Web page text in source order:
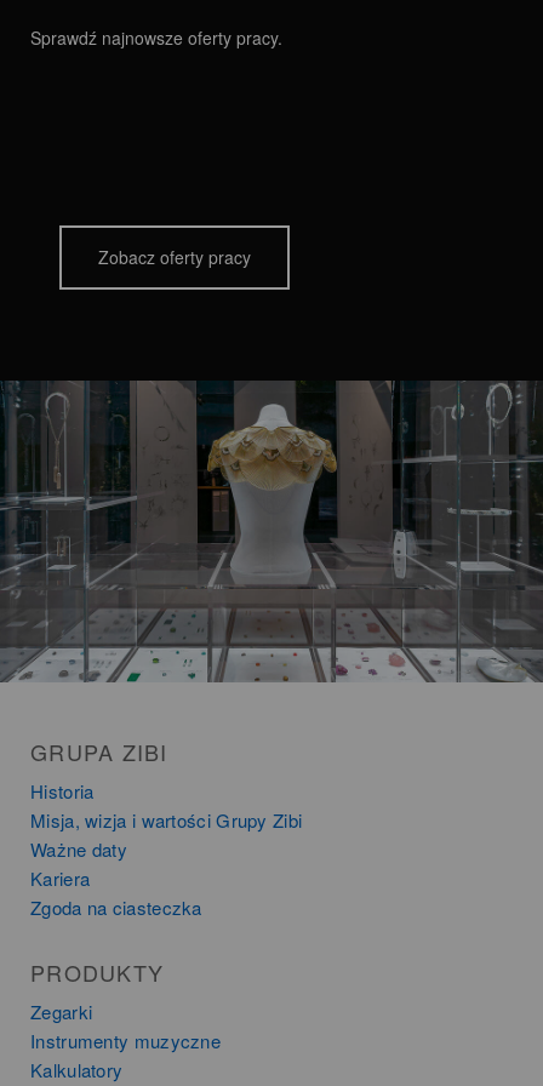
Sprawdź najnowsze oferty pracy.
Zobacz oferty pracy
GRUPA ZIBI
Historia
Misja, wizja i wartości Grupy Zibi
Ważne daty
Kariera
Zgoda na ciasteczka
PRODUKTY
Zegarki
Instrumenty muzyczne
Kalkulatory